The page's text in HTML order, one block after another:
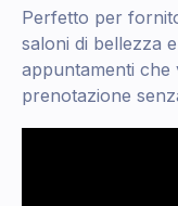
Perfetto per
saloni di bellezza
appuntamenti che
prenotazione